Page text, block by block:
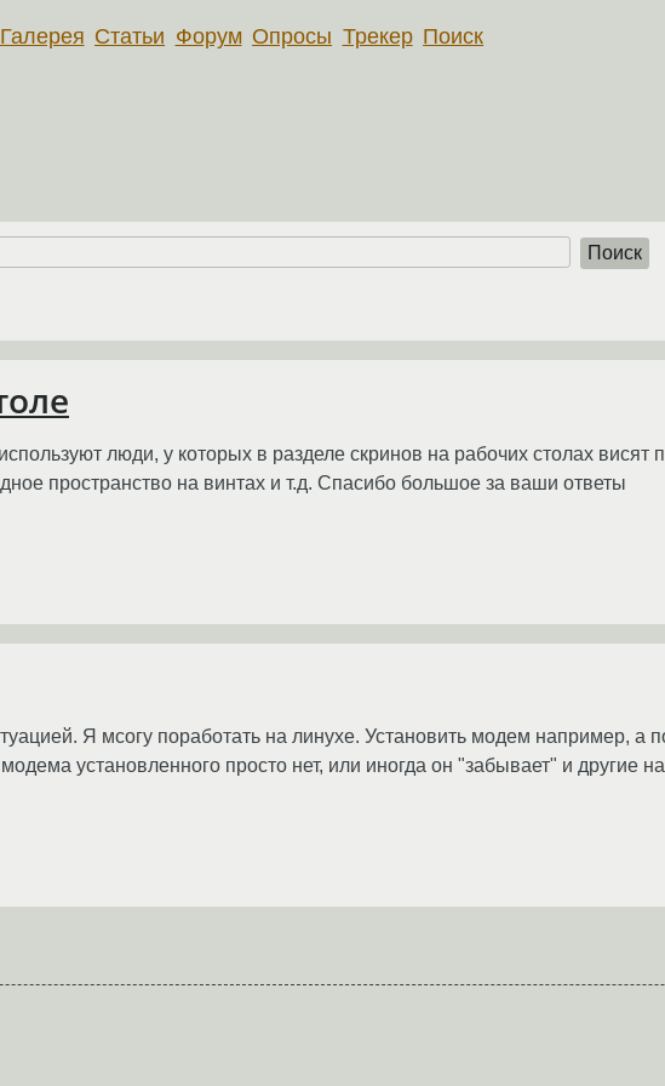
Галерея Статьи Форум Опросы Трекер Поиск
Поиск
люди, у которых в разделе скринов на рабочих столах висят
пространство на винтах и т.д. Спасибо большое за ваши ответы
Я мсогу поработать на линухе. Установить модем например, а
установленного просто нет, или иногда он "забывает" и другие